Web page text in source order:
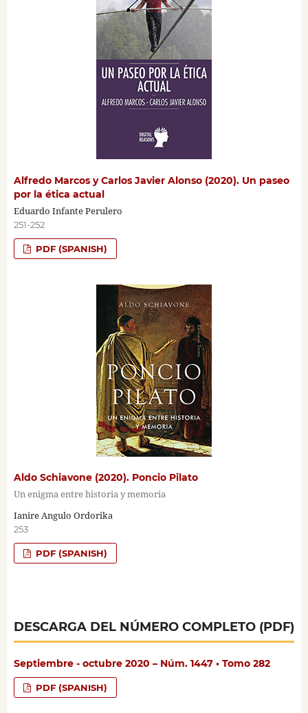
Alfredo Marcos y Carlos Javier Alonso (2020). Un paseo
por la ética actual
Eduardo Infante Perulero
251-252
PDF (SPANISH)
Aldo Schiavone (2020). Poncio Pilato
Un enigma entre historia y memoria
Ianire Angulo Ordorika
253
PDF (SPANISH)
DESCARGA DEL NÚMERO COMPLETO (PDF)
Septiembre - octubre 2020 – Núm. 1447 • Tomo 282
PDF (SPANISH)